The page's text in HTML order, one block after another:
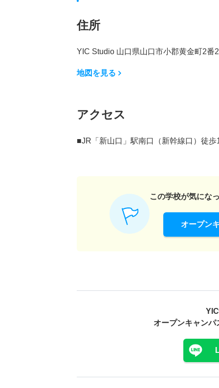
住所
YIC Studio 山口県山口市小郡黄金町2番
地図を見る
アクセス
■JR「新山口」駅南口（新幹線口）徒歩
この学校が気にな
オープン
オープンキャンパ